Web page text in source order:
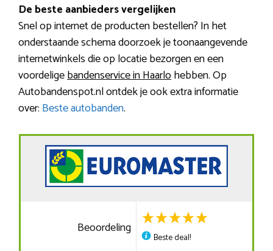
De beste aanbieders vergelijken
Snel op internet de producten bestellen? In het
onderstaande schema doorzoek je toonaangevende
internetwinkels die op locatie bezorgen en een
voordeligebandenservice in Haarlohebben. Op
Autobandenspot.nl ontdek je ook extra informatie
over: Beste autobanden.
Beoordeling
Beste deal!